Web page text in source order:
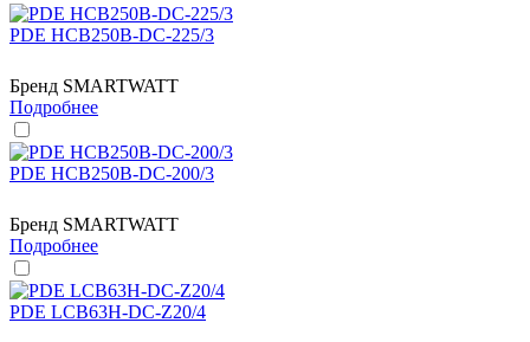
PDE HCB250B-DC-225/3
Бренд SMARTWATT
Подробнее
PDE HCB250B-DC-200/3
Бренд SMARTWATT
Подробнее
PDE LCB63H-DC-Z20/4